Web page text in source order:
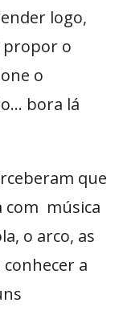
logo,
propor o
o
bora lá
que
com música
o arco, as
a